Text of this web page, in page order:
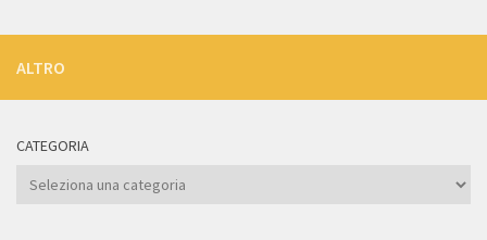
ALTRO
CATEGORIA
Categoria